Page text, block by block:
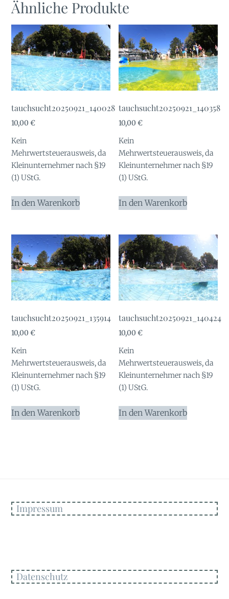
Ähnliche Produkte
tauchsucht20250921_140028
10,00€
Kein
Mehrwertsteuerausweis, da
Kleinunternehmer nach §19
(1) UStG.
In den Warenkorb
tauchsucht20250921_140358
10,00€
Kein
Mehrwertsteuerausweis, da
Kleinunternehmer nach §19
(1) UStG.
In den Warenkorb
tauchsucht20250921_135914
10,00€
Kein
Mehrwertsteuerausweis, da
Kleinunternehmer nach §19
(1) UStG.
In den Warenkorb
tauchsucht20250921_140424
10,00€
Kein
Mehrwertsteuerausweis, da
Kleinunternehmer nach §19
(1) UStG.
In den Warenkorb
Impressum
Datenschutz